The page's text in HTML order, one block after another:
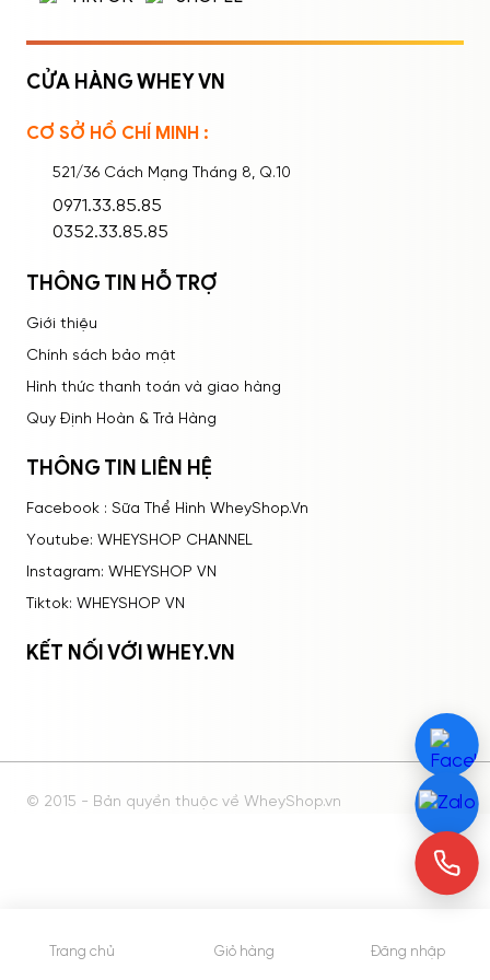
Ghi nhớ mật khẩu
Trang chủ Giỏ hàng Đăng nhập
CỬA HÀNG WHEY VN
CƠ SỞ HỒ CHÍ MINH :
521/36 Cách Mạng Tháng 8, Q.10
0971.33.85.85
0352.33.85.85
THÔNG TIN HỖ TRỢ
Giới thiệu
Chính sách bảo mật
Hình thức thanh toán và giao hàng
Quy Định Hoàn & Trả Hàng
THÔNG TIN LIÊN HỆ
Facebook : Sữa Thể Hình WheyShop.Vn
Youtube: WHEYSHOP CHANNEL
Instagram: WHEYSHOP VN
Tiktok: WHEYSHOP VN
KẾT NỐI VỚI WHEY.VN
© 2015 - Bản quyền thuộc về WheyShop.vn